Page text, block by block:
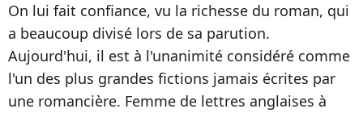
On lui fait confiance, vu la richesse du roman, qui
a beaucoup divisé lors de sa parution.
Aujourd'hui, il est à l'unanimité considéré comme
l'un des plus grandes fictions jamais écrites par
une romancière. Femme de lettres anglaises à